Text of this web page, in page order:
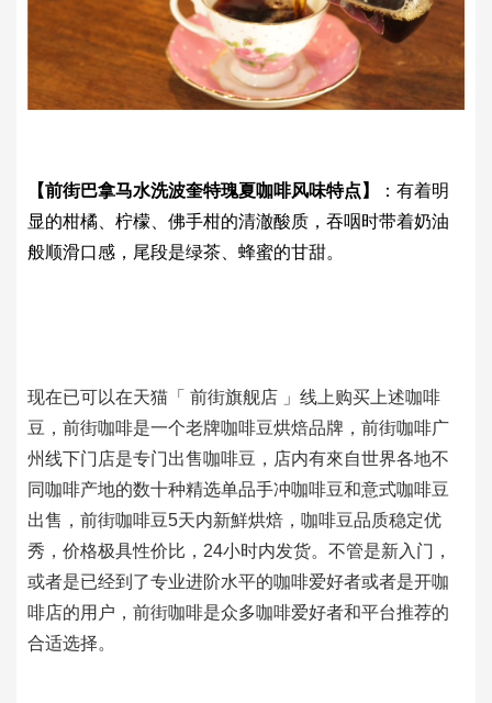
【前街巴拿马水洗波奎特瑰夏咖啡风味特点】
：有着明
显的柑橘、柠檬、佛手柑的清澈酸质，吞咽时带着奶油
般顺滑口感，尾段是绿茶、蜂蜜的甘甜。
现在已可以在天猫「 前街旗舰店 」线上购买上述咖啡
豆，前街咖啡是一个老牌咖啡豆烘焙品牌，前街咖啡广
州线下门店是专门出售咖啡豆，店内有來自世界各地不
同咖啡产地的数十种精选单品手冲咖啡豆和意式咖啡豆
出售，前街咖啡豆5天内新鮮烘焙，咖啡豆品质稳定优
秀，价格极具性价比，24小时内发货。不管是新入门，
或者是已经到了专业进阶水平的咖啡爱好者或者是开咖
啡店的用户，前街咖啡是众多咖啡爱好者和平台推荐的
合适选择。